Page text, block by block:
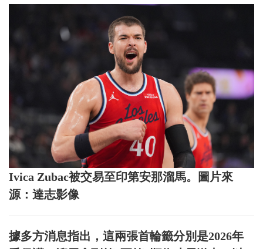
Ivica Zubac被交易至印第安那溜馬。圖片來
源：達志影像
據多方消息指出，這兩張首輪籤分別是2026年